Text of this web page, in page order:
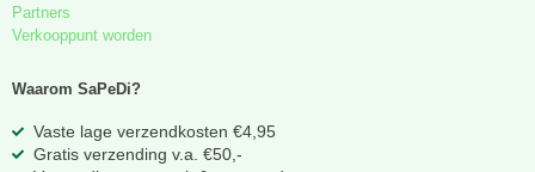
Partners
Verkooppunt worden
Waarom SaPeDi?
Vaste lage verzendkosten €4,95
Gratis verzending v.a. €50,-